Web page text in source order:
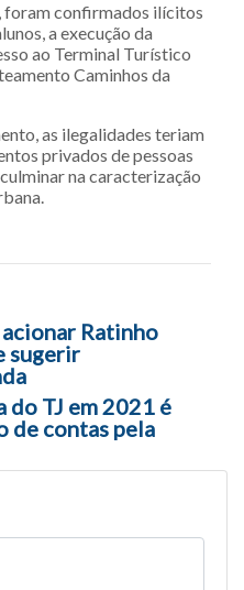
foram confirmados ilícitos
a execução da
ao Terminal Turístico
Caminhos da
as ilegalidades teriam
privados de pessoas
na caracterização
posts
Ratinho
sugerir
do TJ em 2021 é
de contas pela